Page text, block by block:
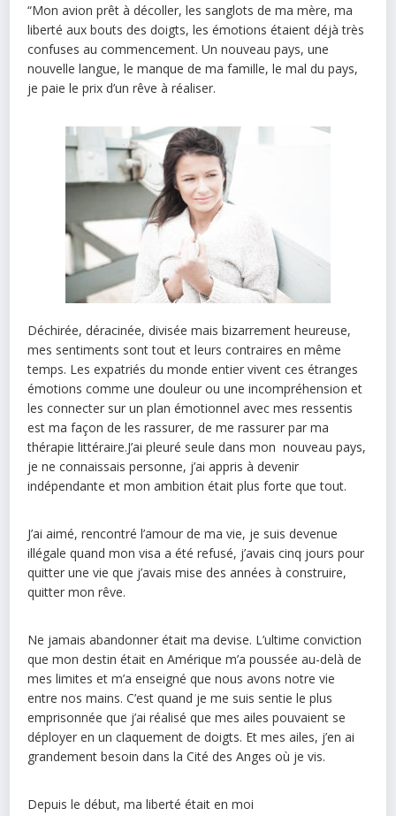
“Mon avion prêt à décoller, les sanglots de ma mère, ma
liberté aux bouts des doigts, les émotions étaient déjà très
confuses au commencement. Un nouveau pays, une
nouvelle langue, le manque de ma famille, le mal du pays,
je paie le prix d’un rêve à réaliser.
Déchirée, déracinée, divisée mais bizarrement heureuse,
mes sentiments sont tout et leurs contraires en même
temps. Les expatriés du monde entier vivent ces étranges
émotions comme une douleur ou une incompréhension et
les connecter sur un plan émotionnel avec mes ressentis
est ma façon de les rassurer, de me rassurer par ma
thérapie littéraire.J’ai pleuré seule dans mon nouveau pays,
je ne connaissais personne, j’ai appris à devenir
indépendante et mon ambition était plus forte que tout.
J’ai aimé, rencontré l’amour de ma vie, je suis devenue
illégale quand mon visa a été refusé, j’avais cinq jours pour
quitter une vie que j’avais mise des années à construire,
quitter mon rêve.
Ne jamais abandonner était ma devise. L’ultime conviction
que mon destin était en Amérique m’a poussée au-delà de
mes limites et m’a enseigné que nous avons notre vie
entre nos mains. C’est quand je me suis sentie le plus
emprisonnée que j’ai réalisé que mes ailes pouvaient se
déployer en un claquement de doigts. Et mes ailes, j’en ai
grandement besoin dans la Cité des Anges où je vis.
Depuis le début, ma liberté était en moi